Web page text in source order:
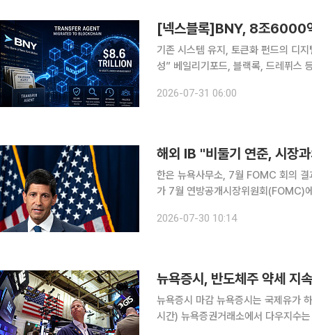
기존 시스템 유지, 토큰화 펀드의 디
성” 베일리기포드, 블랙록, 드레퓌스
이 블록체인에서 핵심 기록 보관 업무
2026-07-31 06:00
해외 IB "비둘기 연준, 시장
한은 뉴욕사무소, 7월 FOMC 회의 결과 시장 반응 보고서
가 7월 연방공개시장위원회(FOMC)
2026-07-30 10:14
뉴욕증시 마감 뉴욕증시는 국제유가 하락과 반도체주 약세가 맞물리면서 혼조 마감했다. 28일(현지
시간) 뉴욕증권거래소에서 다우지수는 전 거래일 대비